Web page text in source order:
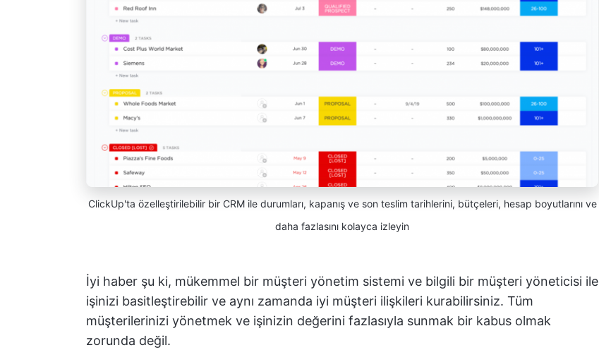
ClickUp'ta özelleştirilebilir bir CRM ile durumları, kapanış ve son teslim tarihlerini, bütçeleri, hesap boyutlarını ve
daha fazlasını kolayca izleyin
İyi haber şu ki, mükemmel bir müşteri yönetim sistemi ve bilgili bir müşteri yöneticisi ile
işinizi basitleştirebilir ve aynı zamanda iyi müşteri ilişkileri kurabilirsiniz. Tüm
müşterilerinizi yönetmek ve işinizin değerini fazlasıyla sunmak bir kabus olmak
zorunda değil.